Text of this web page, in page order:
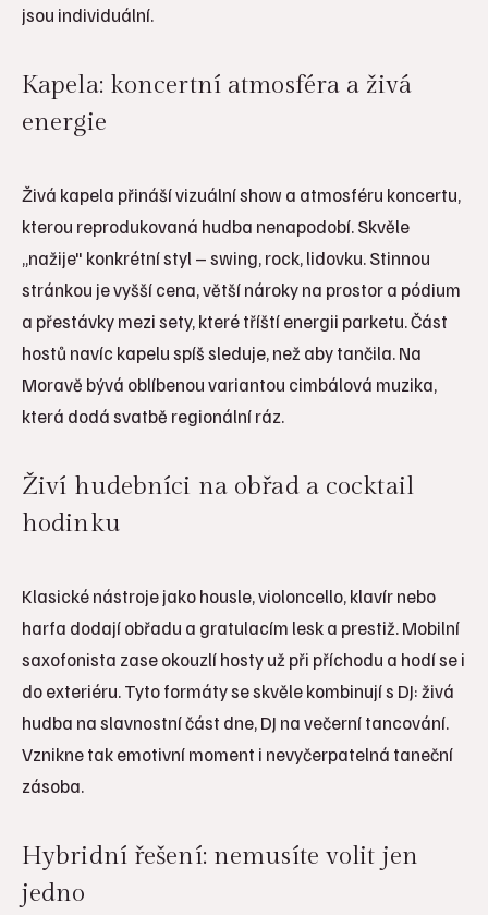
jsou individuální.
Kapela: koncertní atmosféra a živá
energie
Živá kapela přináší vizuální show a atmosféru koncertu,
kterou reprodukovaná hudba nenapodobí. Skvěle
„nažije" konkrétní styl – swing, rock, lidovku. Stinnou
stránkou je vyšší cena, větší nároky na prostor a pódium
a přestávky mezi sety, které tříští energii parketu. Část
hostů navíc kapelu spíš sleduje, než aby tančila. Na
Moravě bývá oblíbenou variantou cimbálová muzika,
která dodá svatbě regionální ráz.
Živí hudebníci na obřad a cocktail
hodinku
Klasické nástroje jako housle, violoncello, klavír nebo
harfa dodají obřadu a gratulacím lesk a prestiž. Mobilní
saxofonista zase okouzlí hosty už při příchodu a hodí se i
do exteriéru. Tyto formáty se skvěle kombinují s DJ: živá
hudba na slavnostní část dne, DJ na večerní tancování.
Vznikne tak emotivní moment i nevyčerpatelná taneční
zásoba.
Hybridní řešení: nemusíte volit jen
jedno